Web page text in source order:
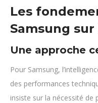
Les
Samsung sur
Une approche
Pour Samsung,
des performances
insiste sur la nécessité de